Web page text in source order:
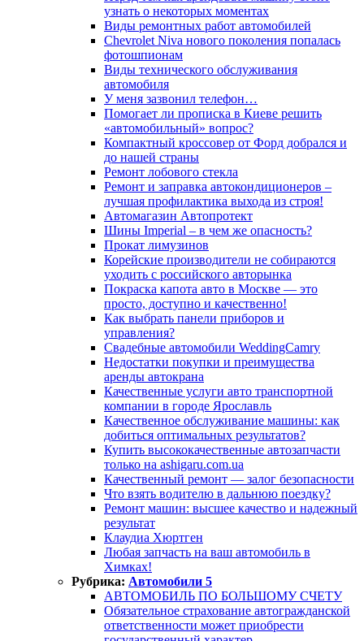
узнать о некоторых моментах
Виды ремонтных работ автомобилей
Chevrolet Niva нового поколения попалась
фотошпионам
Виды технического обслуживания
автомобиля
У меня зазвонил телефон…
Помогает ли прописка в Киеве решить
«автомобильный» вопрос?
Компактный кроссовер от Форд добрался и
до нашей страны
Ремонт лобового стекла
Ремонт и заправка автокондиционеров –
лучшая профилактика выхода из строя!
Автомагазин Автопротект
Шины Imperial – в чем же опасность?
Прокат лимузинов
Корейские производители не собираются
уходить с российского авторынка
Покраска капота авто в Москве — это
просто, доступно и качественно!
Как выбрать панели приборов и
управления?
Свадебные автомобили WeddingCamry
Недостатки покупки и преимущества
аренды автокрана
Качественные услуги авто транспортной
компании в городе Ярославль
Качественное обслуживание машины: как
добиться оптимальных результатов?
Купить высококачественные автозапчасти
только на ashigaru.com.ua
Качественный ремонт — залог безопасности
Что взять водителю в дальнюю поездку?
Ремонт машин: высшее качество и надежный
результат
Клаудиа Хюртген
Любая запчасть на ваш автомобиль в
Химках!
Рубрика: Автомобили 5
АВТОМОБИЛЬ ПО БОЛЬШОМУ СЧЕТУ
Обязательное страхование автогражданской
ответственности может приобрести